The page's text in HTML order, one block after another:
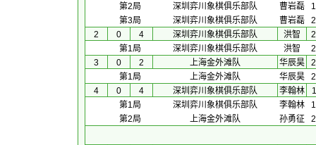
第2局
深圳弈川象棋俱乐部队 曹岩磊
第3局
深圳弈川象棋俱乐部队 曹岩磊
2
0 4 深圳弈川象棋俱乐部队 洪智
第1局
深圳弈川象棋俱乐部队 洪智
3
0 2 上海金外滩队 华辰昊
第1局
上海金外滩队 华辰昊
4
0 4 深圳弈川象棋俱乐部队 李翰林
第1局
深圳弈川象棋俱乐部队 李翰林
第2局
上海金外滩队 孙勇征